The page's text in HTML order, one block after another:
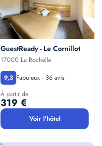
GuestReady - Le Cornillot
17000 La Rochelle
9,3 Fabuleux · 36 avis
À partir de
319 €
Voir l'hôtel